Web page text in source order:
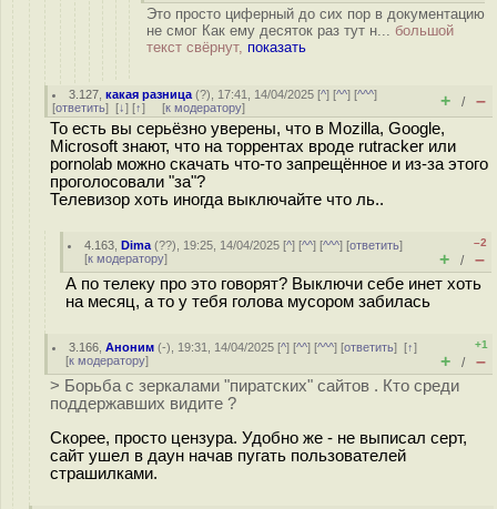
Это просто циферный до сих пор в документацию
не смог Как ему десяток раз тут н... большой
текст свёрнут, показать
3.127 ,какая разница (?), 17:41, 14/04/2025 [^] [^^] [^^^]
[ответить] [↓] [↑] [к модератору] + / –
То есть вы серьёзно уверены, что в Mozilla, Google,
Microsoft знают, что на торрентах вроде rutracker или
pornolab можно скачать что-то запрещённое и из-за этого
проголосовали "за"?
Телевизор хоть иногда выключайте что ль..
4.163 ,Dima (??), 19:25, 14/04/2025 [^] [^^] [^^^] [ответить]
[к модератору]
–2
+ / –
А по телеку про это говорят? Выключи себе инет хоть
на месяц, а то у тебя голова мусором забилась
3.166 ,Аноним (-), 19:31, 14/04/2025 [^] [^^] [^^^] [ответить][↑]
[к модератору]
+1
+ / –
> Борьба с зеркалами "пиратских" сайтов . Кто среди
поддержавших видите ?
Скорее, просто цензура. Удобно же - не выписал серт,
сайт ушел в даун начав пугать пользователей
страшилками.